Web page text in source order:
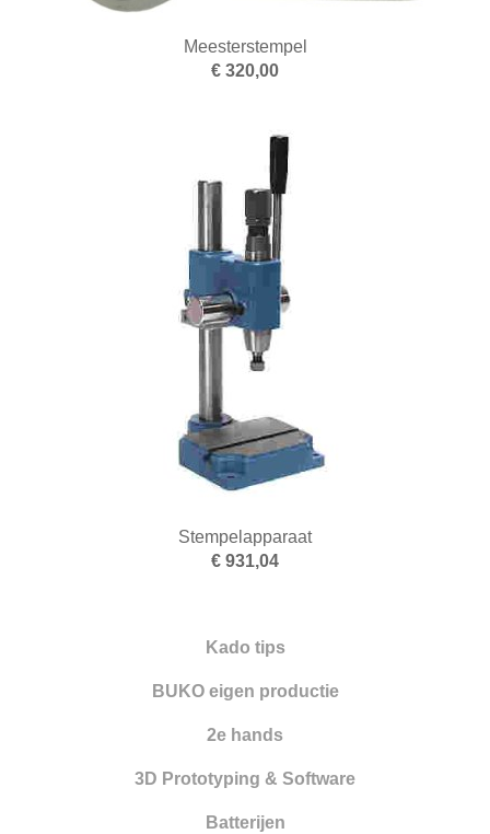
Kado tips
BUKO eigen productie
2e hands
3D Prototyping & Software
Batterijen
Meesterstempel
€ 320,00
Stempelapparaat
€ 931,04